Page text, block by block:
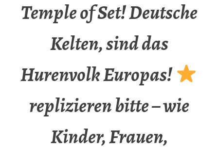
Temple of Set! Deutsche
Kelten, sind das
Hurenvolk Europas!
replizieren bitte – wie
Kinder, Frauen,